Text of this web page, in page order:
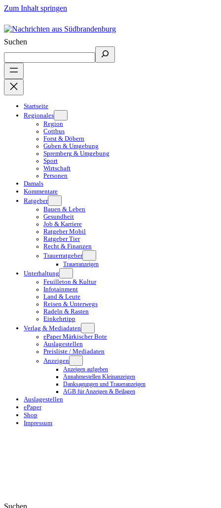
Zum Inhalt springen
Suchen
Startseite
Regionales
Region
Cottbus
Forst & Döbern
Guben & Umgebung
Spremberg & Umgebung
Sport
Wirtschaft
Personen
Damals
Kommentare
Ratgeber
Bauen & Leben
Gesundheit
Job & Karriere
Ratgeber Mobil
Ratgeber Tier
Recht & Finanzen
Trauerratgeber
Traueranzeigen
Unterhaltung
Feuilleton & Kultur
Infotainment
Land & Leute
Reisen & Unterwegs
Radeln & Rasten
Einkehrtipp
Verlag & Mediadaten
ePaper Märkischer Bote
Auslagestellen
Preisliste / Mediadaten
Anzeigen
Anzeigen aufgeben
Annahmestellen Kleinanzeigen
Danksagungen und Traueranzeigen
AGB für Anzeigen & Beilagen
Auslagestellen
ePaper
Shop
Impressum